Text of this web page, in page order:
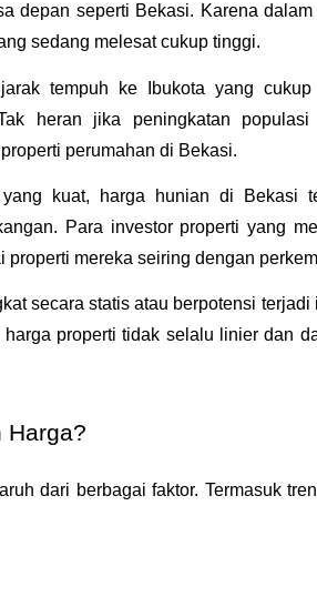
depan seperti Bekasi. Karena
sedang melesat cukup tinggi.
tempuh ke Ibukota yang cukup
heran jika peningkatan
perumahan di Bekasi.
kuat, harga hunian di Bekasi
Para investor properti yang
mereka seiring dengan
secara statis atau berpotensi terjadi
properti tidak selalu linier dan
Harga?
dari berbagai faktor. Termasuk